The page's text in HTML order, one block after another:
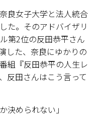
良女子大学と法人統合
た。そのアドバイザリ
第2位の反田恭平さん
した、奈良にゆかりの
組『反田恭平の人生レ
反田さんはこう言って
決められない」